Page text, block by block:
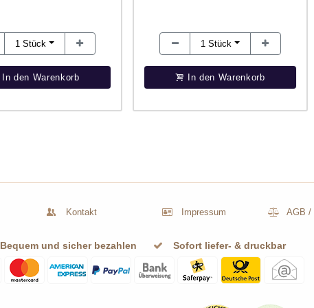
1Stück
In den Warenkorb
1Stück
In den Warenkorb
Kontakt Impressum AGB /
Bequem und sicher bezahlen Sofort liefer- & druckbar